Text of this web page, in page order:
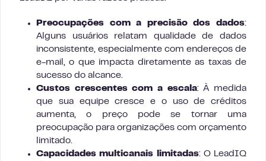
Preocupações com a precisão dos dados:
Alguns usuários relatam qualidade de dados
inconsistente, especialmente com endereços de
e-mail, o que impacta diretamente as taxas de
sucesso do alcance.
Custos crescentes com a escala: À medida
que sua equipe cresce e o uso de créditos
aumenta, o preço pode se tornar uma
preocupação para organizações com orçamento
limitado.
Capacidades multicanais limitadas: O LeadIQ